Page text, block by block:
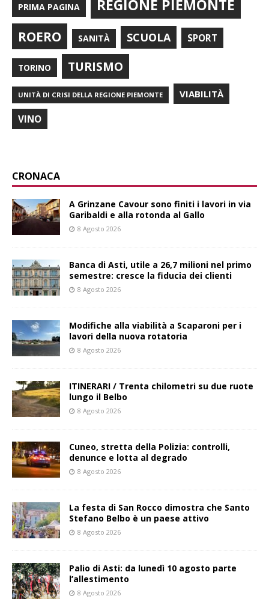
PRIMA PAGINA REGIONE PIEMONTE
ROERO SANITÀ SCUOLA SPORT
TORINO TURISMO
UNITÀ DI CRISI DELLA REGIONE PIEMONTE VIABILITÀ
VINO
CRONACA
A Grinzane Cavour sono finiti i lavori in via
Garibaldi e alla rotonda al Gallo
8 Agosto 2026
Banca di Asti, utile a 26,7 milioni nel primo
semestre: cresce la fiducia dei clienti
8 Agosto 2026
Modifiche alla viabilità a Scaparoni per i
lavori della nuova rotatoria
8 Agosto 2026
ITINERARI / Trenta chilometri su due ruote
lungo il Belbo
8 Agosto 2026
Cuneo, stretta della Polizia: controlli,
denunce e lotta al degrado
8 Agosto 2026
La festa di San Rocco dimostra che Santo
Stefano Belbo è un paese attivo
8 Agosto 2026
Palio di Asti: da lunedì 10 agosto parte
l’allestimento
8 Agosto 2026